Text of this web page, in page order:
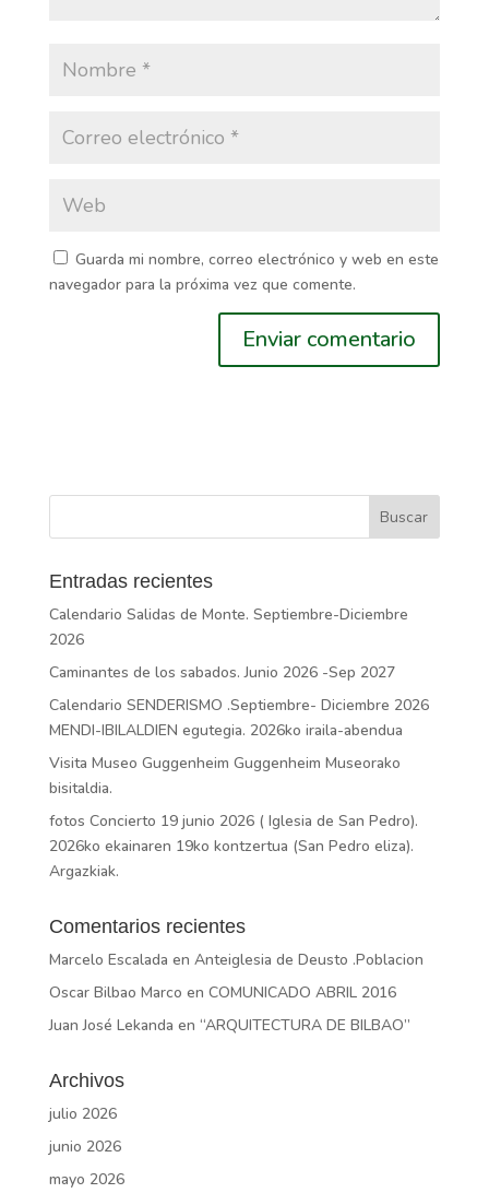
Guarda mi nombre, correo electrónico y web en este
navegador para la próxima vez que comente.
Entradas recientes
Calendario Salidas de Monte. Septiembre-Diciembre
2026
Caminantes de los sabados. Junio 2026 -Sep 2027
Calendario SENDERISMO .Septiembre- Diciembre 2026
MENDI-IBILALDIEN egutegia. 2026ko iraila-abendua
Visita Museo Guggenheim Guggenheim Museorako
bisitaldia.
fotos Concierto 19 junio 2026 ( Iglesia de San Pedro).
2026ko ekainaren 19ko kontzertua (San Pedro eliza).
Argazkiak.
Comentarios recientes
Marcelo Escalada en Anteiglesia de Deusto .Poblacion
Oscar Bilbao Marco en COMUNICADO ABRIL 2016
Juan José Lekanda en “ARQUITECTURA DE BILBAO”
Archivos
julio 2026
junio 2026
mayo 2026